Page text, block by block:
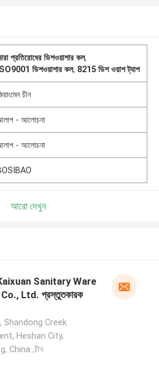
প্রতিরোধের ডিশওয়াশার কল,
ডিশওয়াশার কল, 8215 ডিশ ওয়াশ ট্যাপ
চীন
- আলোচনা
- আলোচনা
আরো দেখুন
Sanitary Ware
Ltd. প্রস্তুতকারক
Shandong Creek
Heshan City,
China ,চীন